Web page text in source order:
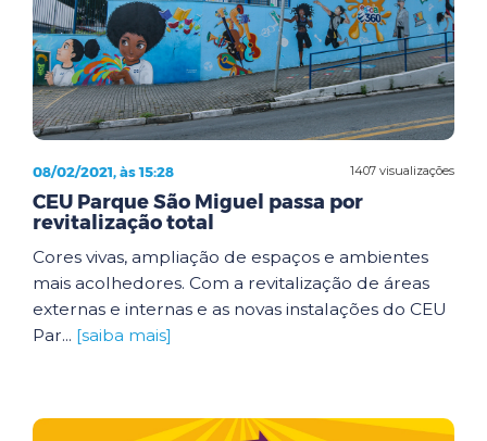
1407 visualizações
08/02/2021, às 15:28
CEU Parque São Miguel passa por
revitalização total
Cores vivas, ampliação de espaços e ambientes
mais acolhedores. Com a revitalização de áreas
externas e internas e as novas instalações do CEU
Par... [saiba mais]